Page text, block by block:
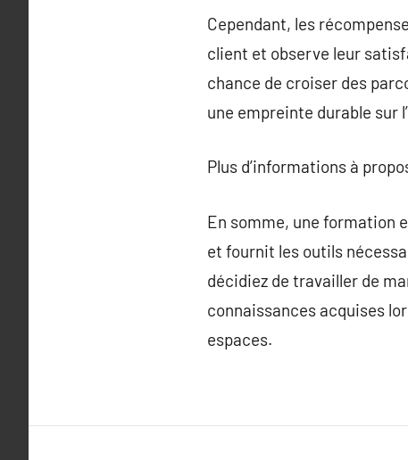
Cependant, les
client et observe leur
chance de croiser des
une empreinte durable sur
Plus d’informations à
En somme, une formation
et fournit les outils
décidiez de travailler de
connaissances acquises
espaces.